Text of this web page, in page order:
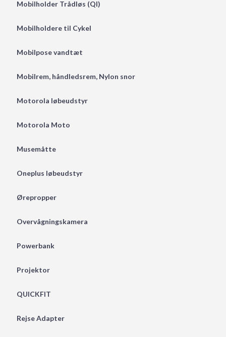
Mobilholder Trådløs (QI)
Mobilholdere til Cykel
Mobilpose vandtæt
Mobilrem, håndledsrem, Nylon snor
Motorola løbeudstyr
Motorola Moto
Musemåtte
Oneplus løbeudstyr
Ørepropper
Overvågningskamera
Powerbank
Projektor
QUICKFIT
Rejse Adapter